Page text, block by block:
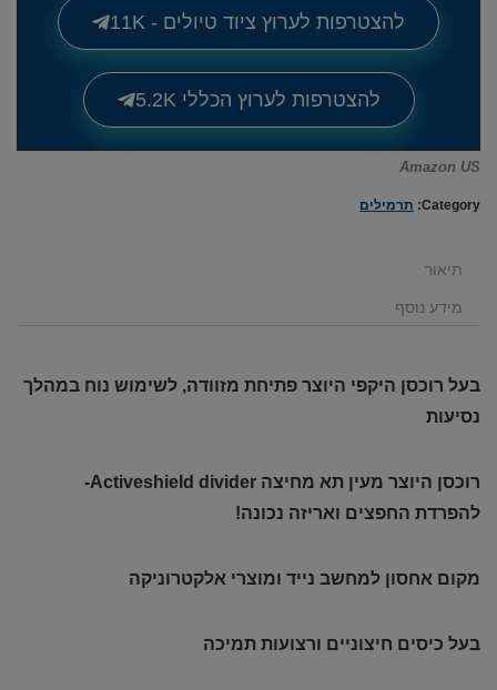
להצטרפות לערוץ ציוד טיולים - 11K
להצטרפות לערוץ הכללי 5.2K
Amazon US
Category: תרמילים
תיאור
מידע נוסף
בעל רוכסן היקפי היוצר פתיחת מזוודה, לשימוש נוח במהלך
נסיעות
רוכסן היוצר מעין תא מחיצה Activeshield divider-
להפרדת החפצים ואריזה נכונה!
מקום אחסון למחשב נייד ומוצרי אלקטרוניקה
בעל כיסים חיצוניים ורצועות תמיכה